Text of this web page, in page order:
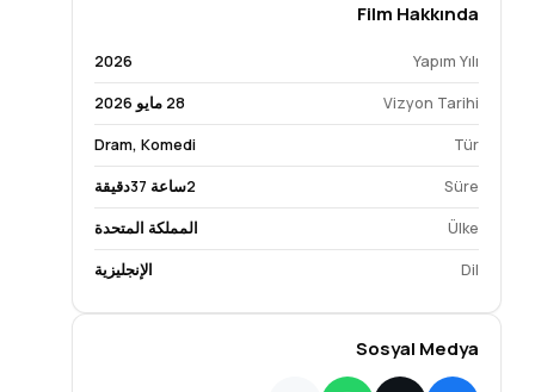
Film Hakkında
Yapım Yılı
2026
Vizyon Tarihi 28 مايو 2026
Tür
Dram, Komedi
Süre 2ساعة 37دقيقة
Ülke المملكة المتحدة
Dil الإنجليزية
Sosyal Medya